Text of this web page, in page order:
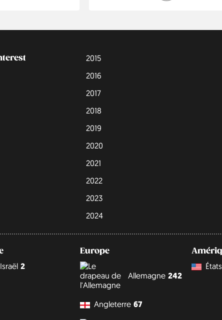
2015
2016
2017
2018
2019
2020
2021
2022
2023
2024
Israël 2
Europe
Allemagne 242
Angleterre 67